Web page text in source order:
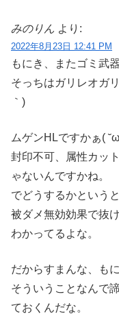
みのりん より:
2022年8月23日 12:41 PM
もにき、またゴミ武
そっちはガリレオガ
｀)
ムゲンHLですかぁ(
封印不可、属性カッ
ゃないんですかね。
でどうするかという
被ダメ無効効果で抜
わかってるよな。
だからすまんな、も
そういうことなんで
ておくんだな。